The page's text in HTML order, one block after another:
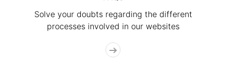
Solve your doubts regarding the different
processes involved in our websites